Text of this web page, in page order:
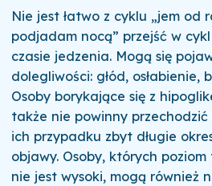
Nie jest łatwo z cyklu „jem od
podjadam nocą” przejść w
czasie jedzenia. Mogą się
dolegliwości: głód, osłabienie,
Osoby borykające się z
także nie powinny
ich przypadku zbyt długie
objawy. Osoby, których poziom
nie jest wysoki, mogą również